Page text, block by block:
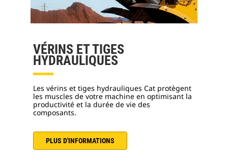
VÉRINS ET TIGES
HYDRAULIQUES
Les vérins et tiges hydrauliques Cat protègent
les muscles de votre machine en optimisant la
productivité et la durée de vie des
composants.
PLUS D'INFORMATIONS